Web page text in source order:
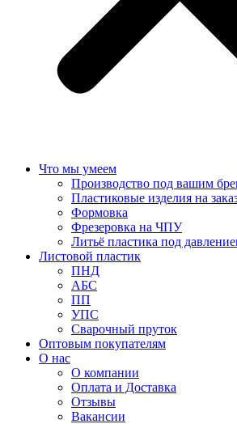
Что мы умеем
Производство под вашим
Пластиковые изделия на
Формовка
Фрезеровка на ЧПУ
Литьё пластика под
Листовой пластик
ПНД
АБС
ПП
УПС
Сварочный пруток
Оптовым покупателям
О нас
О компании
Оплата и Доставка
Отзывы
Вакансии